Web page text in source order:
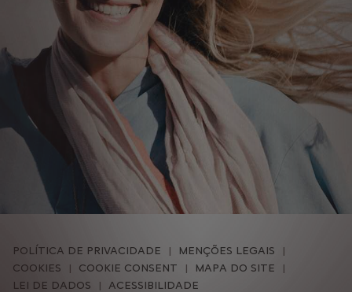
POLÍTICA DE PRIVACIDADE
MENÇÕES LEGAIS
COOKIES
COOKIE CONSENT
MAPA DO SITE
LEI DE DADOS
ACESSIBILIDADE